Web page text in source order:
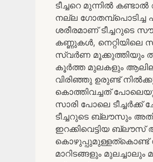
ടീച്ചറെ മുന്നിൽ
നല്ല ഗോതമ്പ്പൊടിച്ച
ശരീരമാണ് ടീച്ചറുടെ
കണ്ണുകൾ, നെറ്റിയിലെ
സ്വർണ മൂക്കുത്തിയും
കൂർത്ത മുലകളും ആലില
വിരിഞ്ഞു ഉരുണ്ട്
കൊത്തിവച്ചത്
സാരി പോലെ ടീച്ചർക്ക്
ടീച്ചറുടെ ബ്ലൗസും
ഇറക്കിവെട്ടിയ
കൊഴുപ്പുമുള്ളത്കൊണ്ട്
മാറിടങ്ങളും